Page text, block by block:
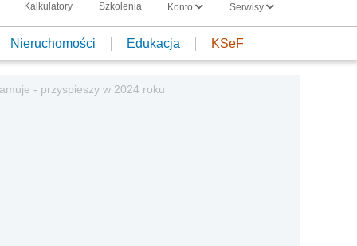
Kalkulatory Szkolenia Konto Serwisy
Nieruchomości Edukacja KSeF
- przyspieszy w 2024 roku